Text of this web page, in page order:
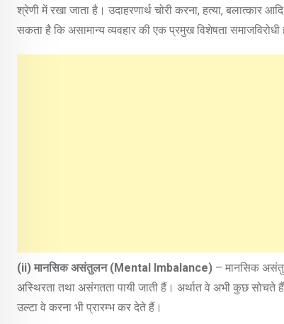
श्रेणी में रखा जाता है। उदाहरणार्थ चोरी करना, हत्या, बलात्कार
सकता है कि असामान्य व्यवहार की एक प्रमुख विशेषता समाजविरोधी
(ii) मानसिक असंतुलन (Mental Imbalance) – मानसिक
अस्थिरता तथा असंगतता पायी जाती हैं। अर्थात वे अभी कुछ
उल्टा वे करना भी प्रारम्भ कर देते हैं।